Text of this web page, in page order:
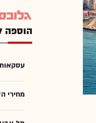
הוספה
מחירי